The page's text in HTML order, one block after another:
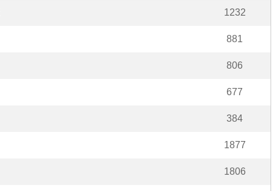
1232
881
806
677
384
1877
1806